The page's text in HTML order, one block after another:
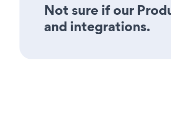
Not sure if our
and integrations.